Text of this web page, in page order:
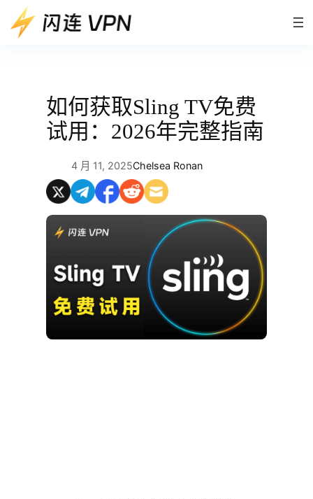
至
如何获取Sling TV免费
试用：2026年完整指南
4 月 11, 2025Chelsea Ronan